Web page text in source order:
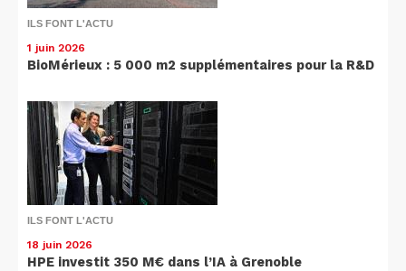
ILS FONT L'ACTU
1 juin 2026
BioMérieux : 5 000 m2 supplémentaires pour la R&D
ILS FONT L'ACTU
18 juin 2026
HPE investit 350 M€ dans l’IA à Grenoble